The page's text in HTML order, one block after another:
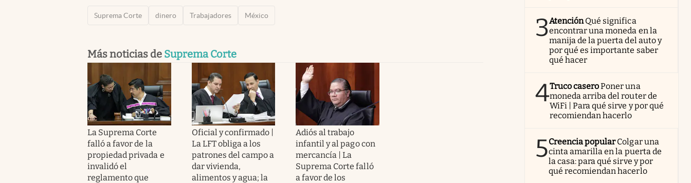
Suprema Corte dinero Trabajadores México
Más noticias de Suprema Corte
La Suprema Corte
falló a favor de la
propiedad privada e
invalidó el
reglamento que
Oficial y confirmado |
La LFT obliga a los
patrones del campo a
dar vivienda,
alimentos y agua; la
Adiós al trabajo
infantil y al pago con
mercancía | La
Suprema Corte falló
a favor de los
3AtenciónQué significa
encontrar una moneda en la
manija de la puerta del auto y
por qué es importante saber
qué hacer
4Truco caseroPoner una
moneda arriba del router de
WiFi | Para qué sirve y por qué
recomiendan hacerlo
5Creencia popularColgar una
cinta amarilla en la puerta de
la casa: para qué sirve y por
qué recomiendan hacerlo